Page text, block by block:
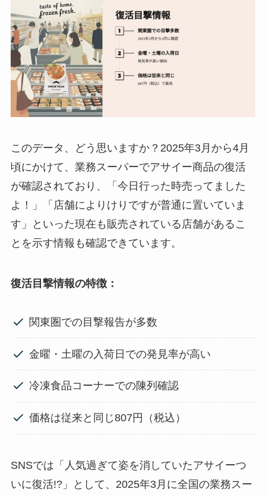
このデータ、どう思いますか？2025年3月から4月
頃にかけて、業務スーパーでアサイー商品の復活
が確認されており、「今日行った時売ってました
よ！」「店舗によりけりですが普通に置いていま
す」といった現在も販売されている店舗があるこ
とを示す情報も確認できています。
復活目撃情報の特徴：
関東圏での目撃報告が多数
金曜・土曜の入荷日での発見率が高い
冷凍食品コーナーでの陳列確認
価格は従来と同じ807円（税込）
SNSでは「人気過ぎて姿を消していたアサイーつ
いに復活!?」として、2025年3月に全国の業務スー